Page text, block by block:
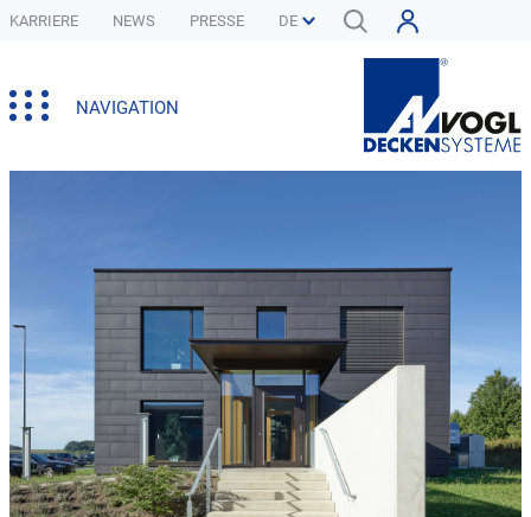
KARRIERE NEWS PRESSE
NAVIGATION